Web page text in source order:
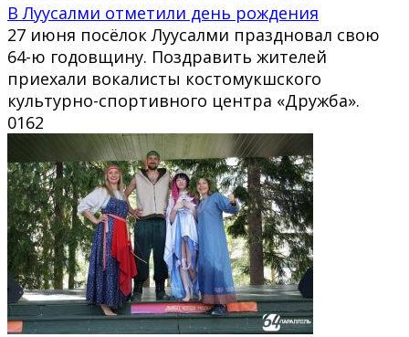
В Луусалми отметили день рождения
27 июня посёлок Луусалми праздновал свою
64-ю годовщину. Поздравить жителей
приехали вокалисты костомукшского
культурно-спортивного центра «Дружба».
0162